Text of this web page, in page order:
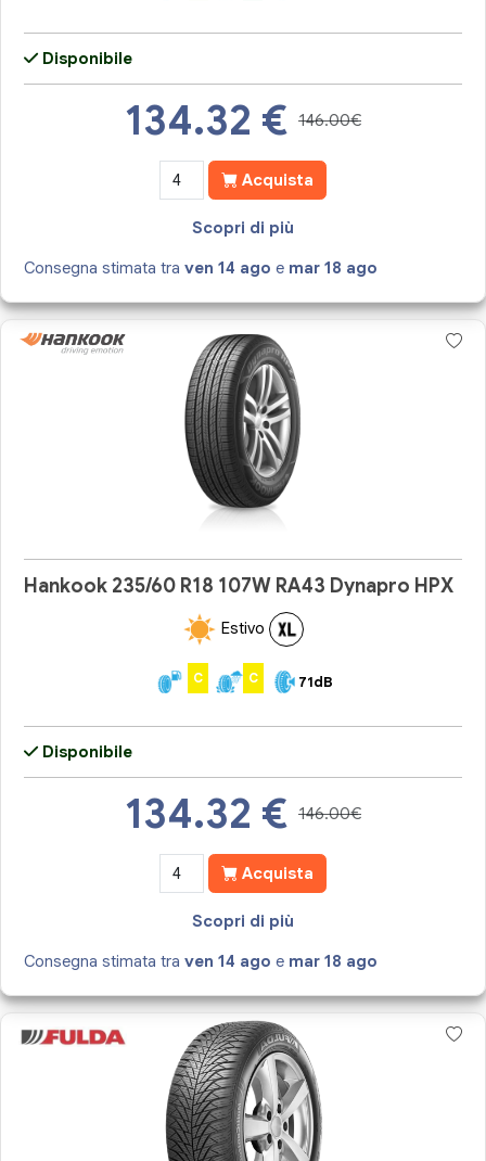
Disponibile
134.32 € 146.00€
Acquista
Scopri di più
Consegna stimata traven 14 ago e mar 18 ago
Hankook 235/60 R18 107W RA43 Dynapro HPX
Estivo
C C 71dB
Disponibile
134.32 € 146.00€
Acquista
Scopri di più
Consegna stimata traven 14 ago e mar 18 ago